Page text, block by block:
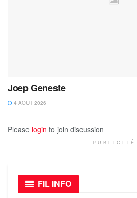
Joep Geneste
4 AOÛT 2026
Please login to join discussion
PUBLICITÉ
FIL INFO